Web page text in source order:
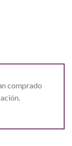
comprado